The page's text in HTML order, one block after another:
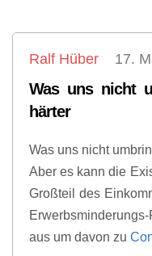
Ralf Hüber 17.
Was uns nicht
härter
Was uns nicht
Aber es kann die
Großteil des
aus um davon zu